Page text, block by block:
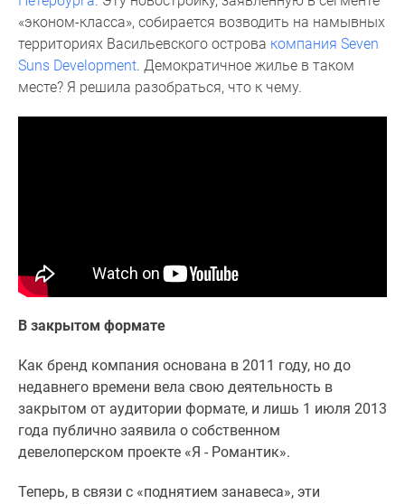
Машино-
места
Специальные
предложения
Готовые
новостройки
Военная
ипотека
Покупателю
Новостройки
Санкт-
Видеообзор
«эконом-класса», собирается возводить на намывных
территориях Васильевского острова компания Seven
Suns Development. Демократичное жилье в таком
месте? Я решила разобраться, что к чему.
В закрытом формате
Как бренд компания основана в 2011 году, но до
недавнего времени вела свою деятельность в
закрытом от аудитории формате, и лишь 1 июля 2013
года публично заявила о собственном
девелоперском проекте «Я - Романтик».
Теперь, в связи с «поднятием занавеса», эти